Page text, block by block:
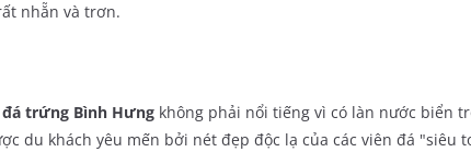
nhẵn và trơn.
đá trứng Bình Hưng không phải nổi tiếng vì có làn nước biển
du khách yêu mến bởi nét đẹp độc lạ của các viên đá "siêu